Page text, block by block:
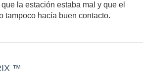
la estación estaba mal y que el
tampoco hacía buen contacto.
™